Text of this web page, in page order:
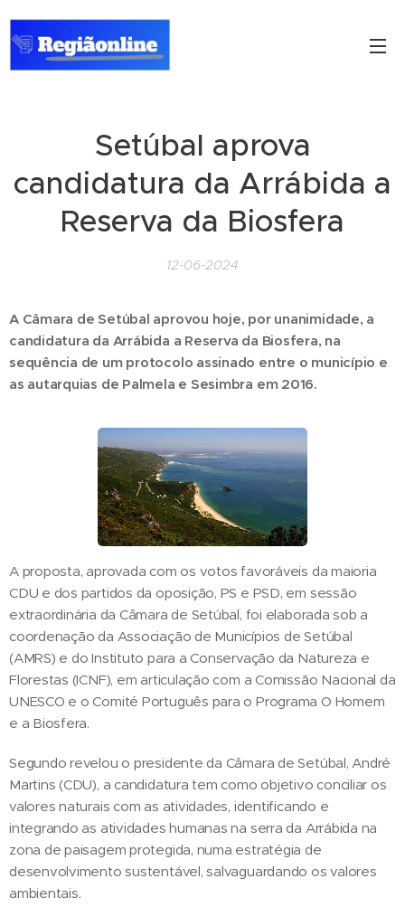
Setúbal aprova
candidatura da Arrábida a
Reserva da Biosfera
12-06-2024
A Câmara de Setúbal aprovou hoje, por unanimidade, a
candidatura da Arrábida a Reserva da Biosfera, na
sequência de um protocolo assinado entre o município e
as autarquias de Palmela e Sesimbra em 2016.
A proposta, aprovada com os votos favoráveis da maioria
CDU e dos partidos da oposição, PS e PSD, em sessão
extraordinária da Câmara de Setúbal, foi elaborada sob a
coordenação da Associação de Municípios de Setúbal
(AMRS) e do Instituto para a Conservação da Natureza e
Florestas (ICNF), em articulação com a Comissão Nacional da
UNESCO e o Comité Português para o Programa O Homem
e a Biosfera.
Segundo revelou o presidente da Câmara de Setúbal, André
Martins (CDU), a candidatura tem como objetivo conciliar os
valores naturais com as atividades, identificando e
integrando as atividades humanas na serra da Arrábida na
zona de paisagem protegida, numa estratégia de
desenvolvimento sustentável, salvaguardando os valores
ambientais.